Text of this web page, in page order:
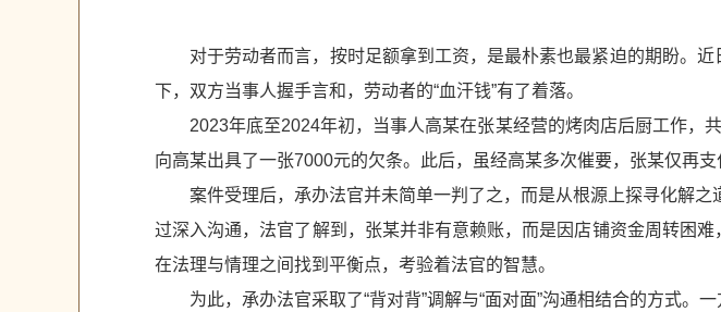
对于劳动者而言，按时足额拿到工资，是最朴素也最紧迫的期盼。
下，双方当事人握手言和，劳动者的“血汗钱”有了着落。
2023年底至2024年初，当事人高某在张某经营的烤肉店后厨工作，
向高某出具了一张7000元的欠条。此后，虽经高某多次催要，张某仅再
案件受理后，承办法官并未简单一判了之，而是从根源上探寻化解之
过深入沟通，法官了解到，张某并非有意赖账，而是因店铺资金周转困
在法理与情理之间找到平衡点，考验着法官的智慧。
为此，承办法官采取了“背对背”调解与“面对面”沟通相结合的方式